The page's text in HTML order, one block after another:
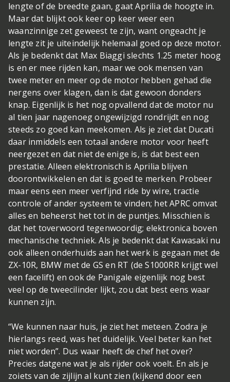
lengte of de breedte gaan, gaat Aprilia de hoogte in.
Maar dat blijkt ook keer op keer weer een
waanzinnige zet geweest te zijn, want ongeacht je
lengte zit je uiteindelijk helemaal goed op deze motor.
Als je bedenkt dat Max Biaggi slechts 1.25 meter hoog
is en er mee rijden kan, maar we ook mensen van
twee meter en meer op de motor hebben gehad die
nergens over klagen, dan is dat gewoon donders
knap. Eigenlijk is het nog opvallend dat de motor nu
al tien jaar nagenoeg ongewijzigd rondrijdt en nog
steeds zo goed kan meekomen. Als je ziet dat Ducati
daar inmiddels een totaal andere motor voor heeft
neergezet en dat niet de enige is, is dat best een
prestatie. Alleen elektronisch is Aprilia blijven
doorontwikkelen en dat is goed te merken. Probeer
maar eens een meer verfijnd ride by wire, tractie
controle of ander systeem te vinden; het APRC omvat
alles en beheerst het tot in de puntjes. Misschien is
dat het toverwoord tegenwoordig; elektronica boven
mechanische techniek. Als je bedenkt dat Kawasaki nu
ook alleen onderhuids aan het werk is gegaan met de
ZX-10R, BMW met de GS en RT (de S1000RR krijgt wel
een facelift) en ook de Panigale eigenlijk nog best
veel op de tweecilinder lijkt, zou dat best eens waar
kunnen zijn.
“We kunnen naar huis, je ziet het meteen. Zodra je
hierlangs reed, was het duidelijk. Veel beter kan het
niet worden”. Dus waar heeft de chef het over?
Precies datgene wat je als rijder ook voelt. En als je
zoiets van de zijlijn al kunt zien (kijkend door een